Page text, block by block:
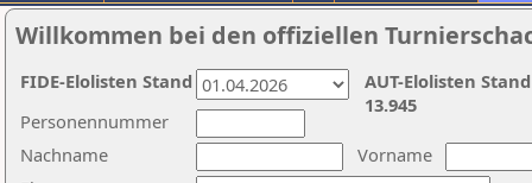
Willkommen bei den offiziellen
Nachname
Vorname
Personennummer
AUT-Elolisten
13.945
FIDE-Elolisten Stand